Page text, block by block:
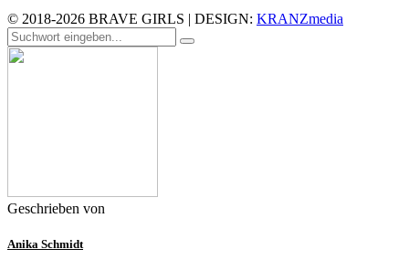
© 2018-2026 BRAVE GIRLS | DESIGN: KRANZmedia
Geschrieben von
Anika Schmidt